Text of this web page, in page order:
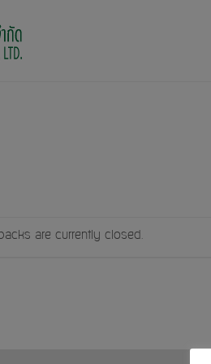
are currently closed.